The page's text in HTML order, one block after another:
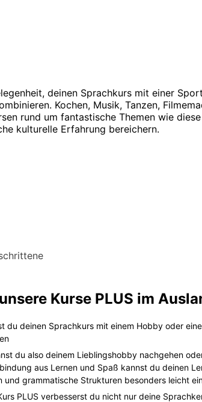
deinen Sprachkurs mit einer
Kochen, Musik, Tanzen,
rund um fantastische Themen wie
kulturelle Erfahrung bereichern.
Kurse PLUS im
du deinen Sprachkurs mit einem Hobby oder
du also deinem Lieblingshobby nachgehen
aus Lernen und Spaß kannst du deinen
und grammatische Strukturen besonders leicht
PLUS verbesserst du nicht nur deine